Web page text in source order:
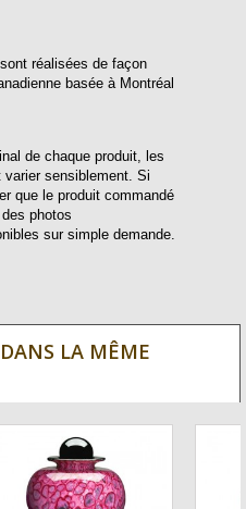
réalisées de façon
basée à Montréal
de chaque produit, les
sensiblement. Si
que le produit commandé
photos
sur simple demande.
LA MÊME